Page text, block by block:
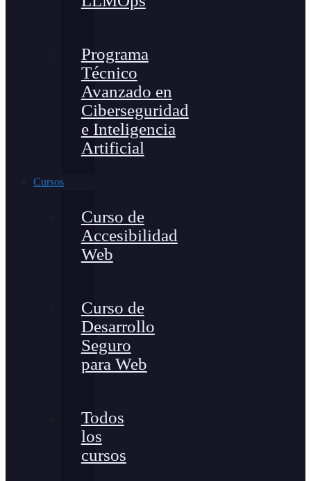
Programa
Técnico
Avanzado en
Ciberseguridad
e Inteligencia
Artificial
Cursos
Curso de
Accesibilidad
Web
Curso de
Desarrollo
Seguro
para Web
Todos
los
cursos